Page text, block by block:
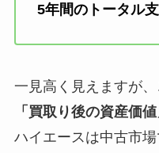
5年間のトータル
一見高く見えますが
「買取り後の資産価値
ハイエースは中古市